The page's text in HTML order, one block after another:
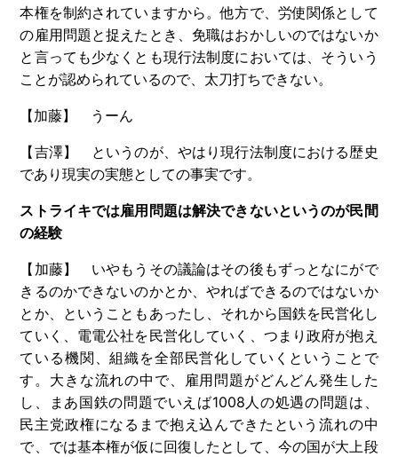
本権を制約されていますから。他方で、労使関係として
の雇用問題と捉えたとき、免職はおかしいのではないか
と言っても少なくとも現行法制度においては、そういう
ことが認められているので、太刀打ちできない。
【加藤】 うーん
【吉澤】 というのが、やはり現行法制度における歴史
であり現実の実態としての事実です。
ストライキでは雇用問題は解決できないというのが民間
の経験
【加藤】 いやもうその議論はその後もずっとなにがで
きるのかできないのかとか、やればできるのではないか
とか、ということもあったし、それから国鉄を民営化し
ていく、電電公社を民営化していく、つまり政府が抱え
ている機関、組織を全部民営化していくということで
す。大きな流れの中で、雇用問題がどんどん発生した
し、まあ国鉄の問題でいえば1008人の処遇の問題は、
民主党政権になるまで抱え込んできたという流れの中
で、では基本権が仮に回復したとして、今の国が大上段